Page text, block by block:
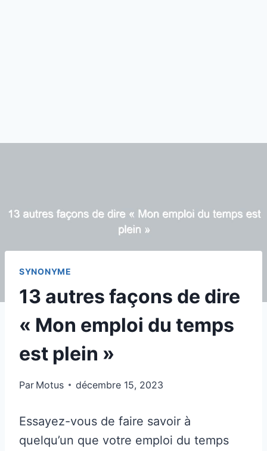
SYNONYME
13 autres façons de dire
« Mon emploi du temps
est plein »
Par Motus décembre 15, 2023
Essayez-vous de faire savoir à
quelqu’un que votre emploi du temps